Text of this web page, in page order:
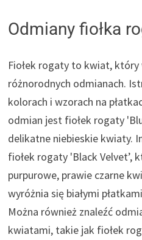
Odmiany fiołka
Fiołek rogaty to kwiat,
różnorodnych odmianach.
kolorach i wzorach na
odmian jest fiołek rogaty
delikatne niebieskie kwiaty.
fiołek rogaty 'Black Velvet’,
purpurowe, prawie czarne
wyróżnia się białymi
Można również znaleźć
kwiatami, takie jak fiołek